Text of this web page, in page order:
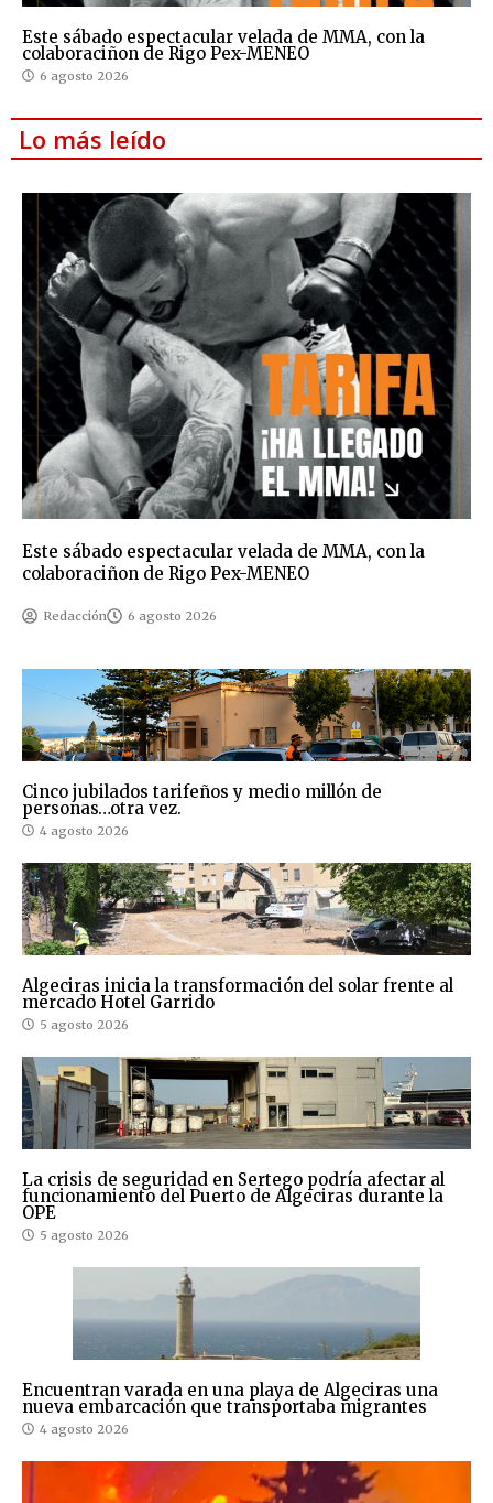
Este sábado espectacular velada de MMA, con la
colaboraciñon de Rigo Pex-MENEO
6 agosto 2026
Lo más leído
Este sábado espectacular velada de MMA, con la
colaboraciñon de Rigo Pex-MENEO
Redacción 6 agosto 2026
Cinco jubilados tarifeños y medio millón de
personas…otra vez.
4 agosto 2026
Algeciras inicia la transformación del solar frente al
mercado Hotel Garrido
5 agosto 2026
La crisis de seguridad en Sertego podría afectar al
funcionamiento del Puerto de Algeciras durante la
OPE
5 agosto 2026
Encuentran varada en una playa de Algeciras una
nueva embarcación que transportaba migrantes
4 agosto 2026